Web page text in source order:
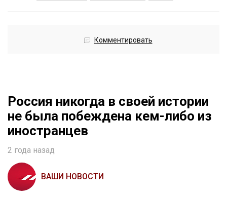
Комментировать
Россия никогда в своей истории
не была побеждена кем-либо из
иностранцев
2 года назад
ВАШИ НОВОСТИ